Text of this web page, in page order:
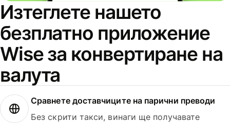
Изтеглете нашето
безплатно приложение
Wise за конвертиране на
валута
Сравнете доставчиците на парични преводи
Без скрити такси, винаги ще получавате